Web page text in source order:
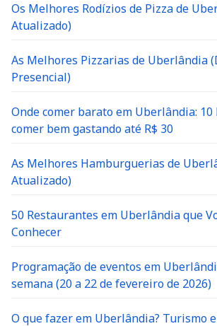
Os Melhores Rodízios de Pizza de
Atualizado)
As Melhores Pizzarias de Uberlândia
Presencial)
Onde comer barato em Uberlândia:
comer bem gastando até R$ 30
As Melhores Hamburguerias de
Atualizado)
50 Restaurantes em Uberlândia que
Conhecer
Programação de eventos em
semana (20 a 22 de fevereiro de 2026)
O que fazer em Uberlândia? Turismo